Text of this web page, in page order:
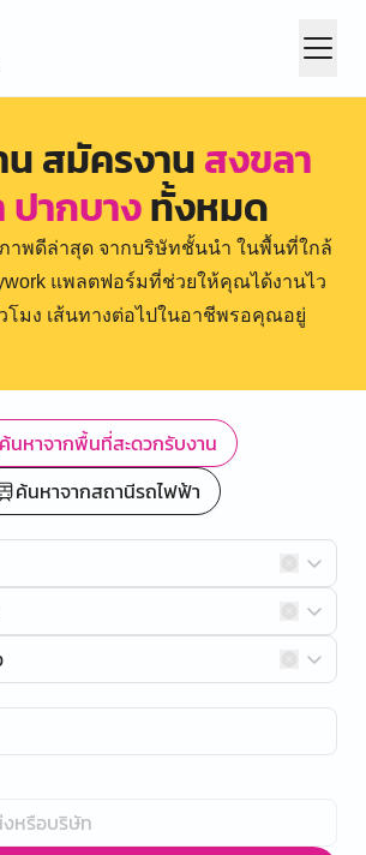
สมัครงานสงขลา
ปากบางทั้งหมด
าพดีล่าสุด จากบริษัทชั้นนำ ในพื้นที่ใกล้
แพลตฟอร์มที่ช่วยให้คุณได้งานไว
โมง เส้นทางต่อไปในอาชีพรอคุณอยู่
ค้นหาจากพื้นที่สะดวกรับงาน
ค้นหาจากสถานีรถไฟฟ้า